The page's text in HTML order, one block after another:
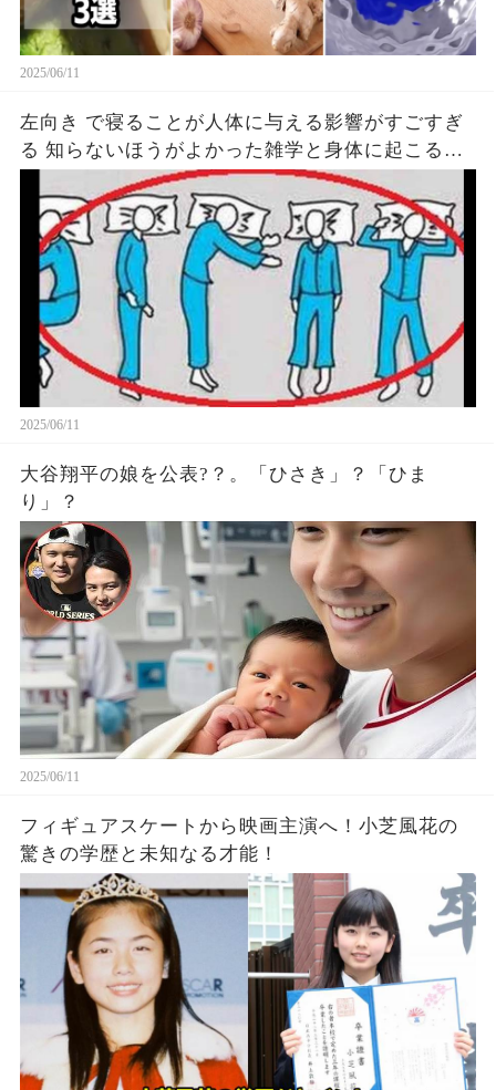
2025/06/11
左向き で寝ることが人体に与える影響がすごすぎ
る 知らないほうがよかった雑学と身体に起こる現
象がヤバい… 驚くべき 大人の 面白いけど知ると後
悔
2025/06/11
大谷翔平の娘を公表?？。「ひさき」？「ひま
り」？
2025/06/11
フィギュアスケートから映画主演へ！小芝風花の
驚きの学歴と未知なる才能！